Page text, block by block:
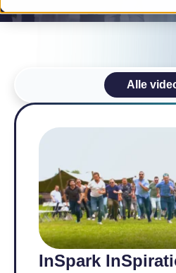
InSpiratiecentrum
Direct in contact
Over InSpark
Werken bij InSpark
Alle
InSpark